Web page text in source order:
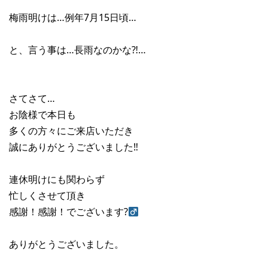
梅雨明けは…例年7月15日頃…
と、言う事は…長雨なのかな⁈…
さてさて…
お陰様で本日も
多くの方々にご来店いただき
誠にありがとうございました‼︎
連休明けにも関わらず
忙しくさせて頂き
感謝！感謝！でございます?‍
ありがとうございました。